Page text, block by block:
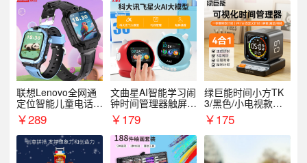
联想Lenovo全网通
定位智能儿童电话手
表A1
￥289
文曲星AI智能学习闹
钟时间管理器触屏N
1pro
￥179
绿巨能时间小方TK
3/黑色/小电视款【T
K3】
￥175